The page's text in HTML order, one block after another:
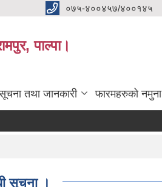
०७५-४००४५७/४००१४५
पाल्पा।
तथा जानकारी फारमहरुको नमुना
सूचना ।